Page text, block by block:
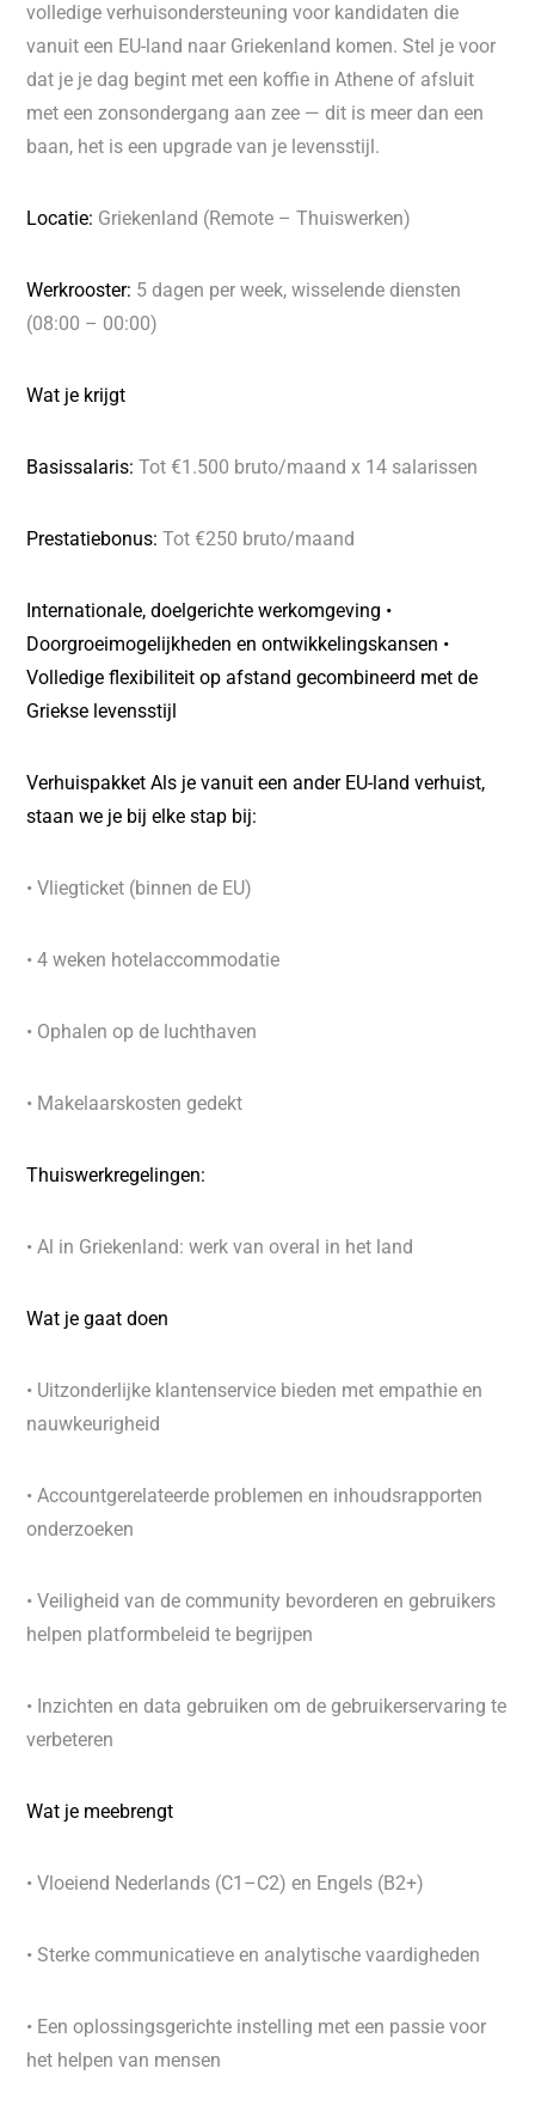
volledige verhuisondersteuning voor kandidaten die
vanuit een EU-land naar Griekenland komen. Stel je voor
dat je je dag begint met een koffie in Athene of afsluit
met een zonsondergang aan zee — dit is meer dan een
baan, het is een upgrade van je levensstijl.
Locatie: Griekenland (Remote – Thuiswerken)
Werkrooster: 5 dagen per week, wisselende diensten
(08:00 – 00:00)
Wat je krijgt
Basissalaris:Tot €1.500 bruto/maand x 14 salarissen
Prestatiebonus:Tot €250 bruto/maand
Internationale, doelgerichte werkomgeving •
Doorgroeimogelijkheden en ontwikkelingskansen •
Volledige flexibiliteit op afstand gecombineerd met de
Griekse levensstijl
Verhuispakket Als je vanuit een ander EU-land verhuist,
staan we je bij elke stap bij:
• Vliegticket (binnen de EU)
• 4 weken hotelaccommodatie
• Ophalen op de luchthaven
• Makelaarskosten gedekt
Thuiswerkregelingen:
• Al in Griekenland: werk van overal in het land
Wat je gaat doen
• Uitzonderlijke klantenservice bieden met empathie en
nauwkeurigheid
• Accountgerelateerde problemen en inhoudsrapporten
onderzoeken
• Veiligheid van de community bevorderen en gebruikers
helpen platformbeleid te begrijpen
• Inzichten en data gebruiken om de gebruikerservaring te
verbeteren
Wat je meebrengt
• Vloeiend Nederlands (C1–C2) en Engels (B2+)
• Sterke communicatieve en analytische vaardigheden
• Een oplossingsgerichte instelling met een passie voor
het helpen van mensen